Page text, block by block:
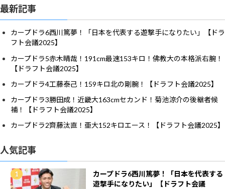
最新記事
カープドラ6西川篤夢！「日本を代表する遊撃手になりたい」【ドラ
フト会議2025】
カープドラ5赤木晴哉！191cm最速153キロ！佛教大の本格派右腕！
【ドラフト会議2025】
カープドラ4工藤泰己！159キロ北の剛腕！【ドラフト会議2025】
カープドラ3勝田成！近畿大163cmセカンド！菊池涼介の後継者候
補！【ドラフト会議2025】
カープドラ2齊藤汰直！亜大152キロエース！【ドラフト会議2025】
人気記事
カープドラ6西川篤夢！「日本を代表する
遊撃手になりたい」【ドラフト会議